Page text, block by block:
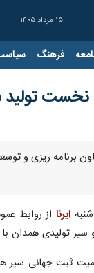
۱۵ مرداد ۱۴۰۵
فرهنگ
تولید
ایرنااز روابط
تولیدی همدان
ثبت جهانی سیر